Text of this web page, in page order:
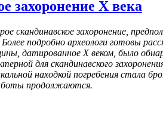
захоронение X века
скандинавское захоронение,
подробно археологи готовы
датированное X веком, было
для скандинавского
находкой погребения стала
продолжаются.